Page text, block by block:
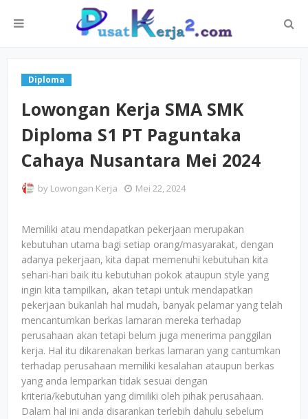
Diploma
Lowongan Kerja SMA SMK
Diploma S1 PT Paguntaka
Cahaya Nusantara Mei 2024
by Lowongan Kerja Mei 22, 2024
Memiliki atau mendapatkan pekerjaan merupakan
kebutuhan utama bagi setiap orang/masyarakat, dengan
adanya pekerjaan, kita dapat memenuhi kebutuhan kita
sehari-hari baik itu kebutuhan pokok ataupun style yang
ingin kita tampilkan, akan tetapi untuk mendapatkan
pekerjaan bukanlah hal mudah, banyak pelamar yang telah
mencantumkan berkas lamaran mereka terhadap
perusahaan akan tetapi belum juga menerima panggilan
kerja. Hal itu dikarenakan berkas lamaran yang cantumkan
terhadap perusahaan memiliki kesalahan ataupun berkas
yang anda lemparkan tidak sesuai dengan
kriteria/kebutuhan yang dimiliki oleh pihak perusahaan.
Dalam hal ini anda disarankan terlebih dahulu sebelum